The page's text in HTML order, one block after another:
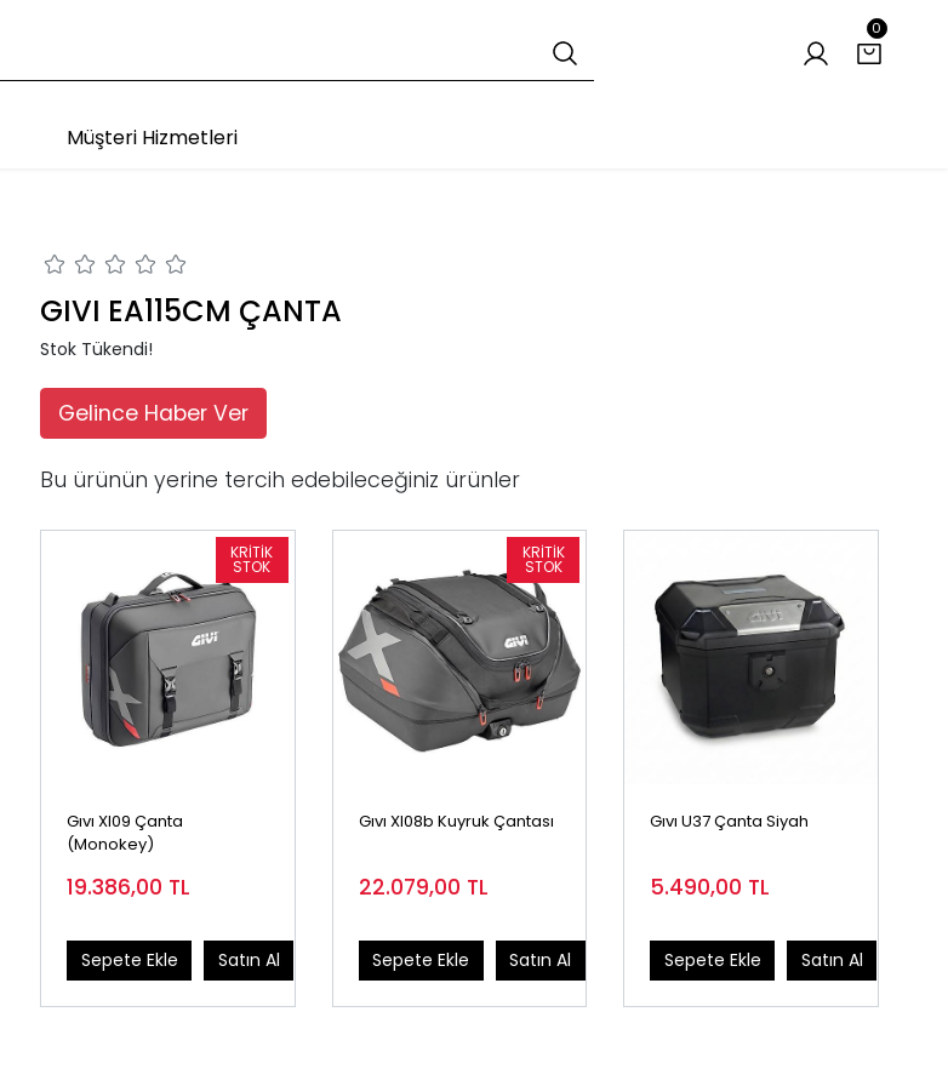
0
Müşteri Hizmetleri
GIVI EA115CM ÇANTA
Stok Tükendi!
Gelince Haber Ver
Bu ürünün yerine tercih edebileceğiniz ürünler
Gıvı Xl09 Çanta
(Monokey)
19.386,00 TL
Sepete Ekle Satın Al
Gıvı Xl08b Kuyruk Çantası
22.079,00 TL
Sepete Ekle Satın Al
Gıvı U37 Çanta Siyah
5.490,00 TL
Sepete Ekle Satın Al